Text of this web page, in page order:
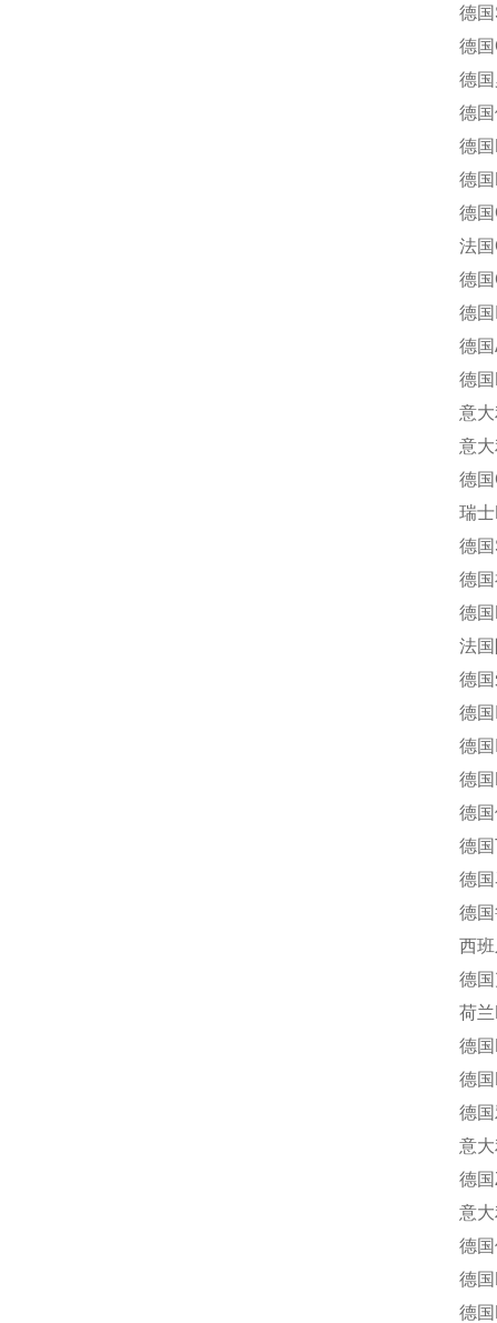
德国
德国
德国罗
德国倍
德国
德国
德国
法国
德国
德国
德国
德国
意大利
意大利
德国
瑞士
德国
德国福
德国
法国
德国爱
德国
德国
德国
德国伦
德国
德国马
德国鲁
西班
德国克
荷兰
德国
德国
德国雅
意大利
德国Z-
意大利
德国仪
德国
德国